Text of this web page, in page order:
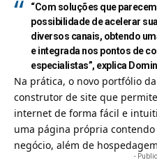
“Com soluções que
possibilidade de acelerar
diversos canais, obtendo
e integrada nos pontos de
especialistas”, explica
Na prática, o novo portfólio da
construtor de site que
internet de forma fácil e
uma página própria
negócio, além de
-